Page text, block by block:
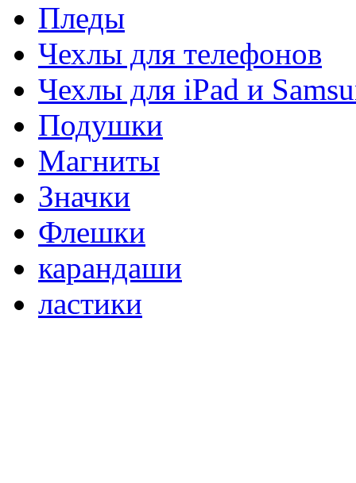
Пледы
Чехлы для телефонов
Чехлы для iPad и
Подушки
Магниты
Значки
Флешки
карандаши
ластики